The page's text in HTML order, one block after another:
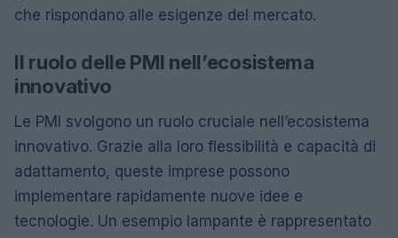
che rispondano alle esigenze del mercato.
Il ruolo delle PMI nell’ecosistema
innovativo
Le PMI svolgono un ruolo cruciale nell’ecosistema
innovativo. Grazie alla loro flessibilità e capacità di
adattamento, queste imprese possono
implementare rapidamente nuove idee e
tecnologie. Un esempio lampante è rappresentato